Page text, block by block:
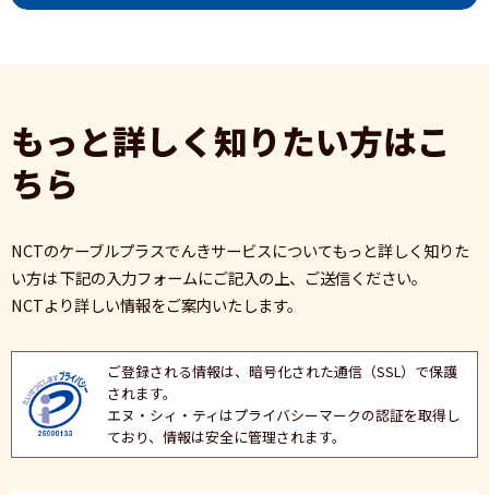
もっと詳しく知りたい方はこ
ちら
NCTのケーブルプラスでんきサービスについてもっと詳しく知りた
い方は下記の入力フォームにご記入の上、ご送信ください。
NCTより詳しい情報をご案内いたします。
ご登録される情報は、暗号化された通信（SSL）で保護
されます。
エヌ・シィ・ティはプライバシーマークの認証を取得し
ており、情報は安全に管理されます。